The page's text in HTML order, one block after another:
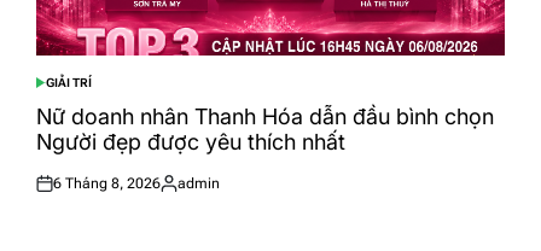
POSTED
IN
GIẢI TRÍ
Nữ doanh nhân Thanh Hóa dẫn đầu bình chọn
Người đẹp được yêu thích nhất
Posted
6 Tháng 8, 2026
Posted
admin